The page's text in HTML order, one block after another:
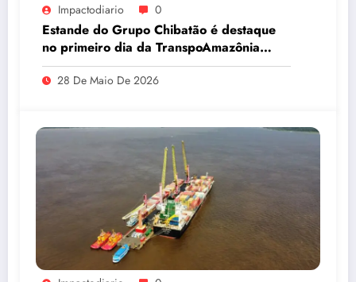
Impactodiario 0
Estande do Grupo Chibatão é destaque
no primeiro dia da TranspoAmazônia
2026
28 De Maio De 2026